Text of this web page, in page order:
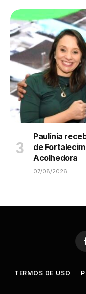
Paulínia
de
Acolhedora
07/08/2026
TERMOS DE USO